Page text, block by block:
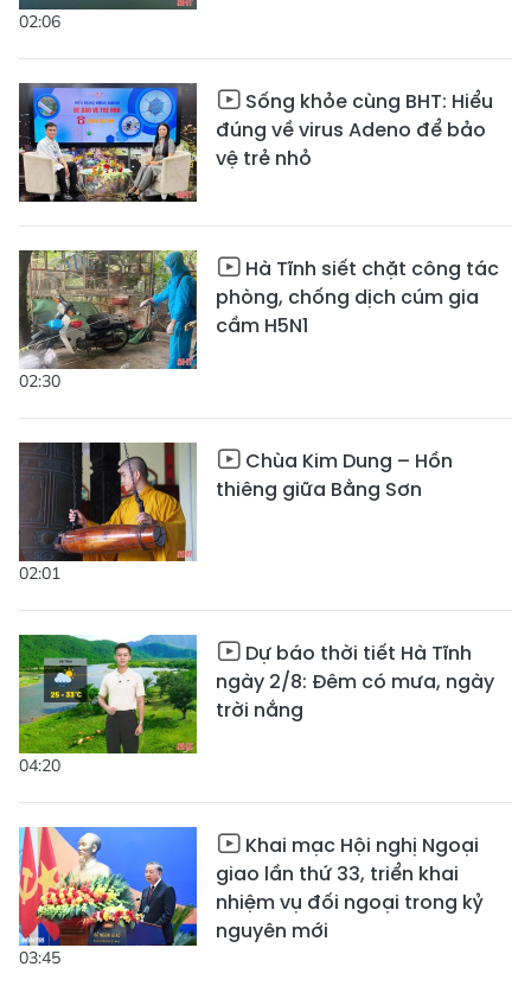
02:06
Sống khỏe cùng BHT: Hiểu
đúng về virus Adeno để bảo
vệ trẻ nhỏ
02:30
Hà Tĩnh siết chặt công tác
phòng, chống dịch cúm gia
cầm H5N1
02:01
Chùa Kim Dung – Hồn
thiêng giữa Bằng Sơn
04:20
Dự báo thời tiết Hà Tĩnh
ngày 2/8: Đêm có mưa, ngày
trời nắng
03:45
Khai mạc Hội nghị Ngoại
giao lần thứ 33, triển khai
nhiệm vụ đối ngoại trong kỷ
nguyên mới